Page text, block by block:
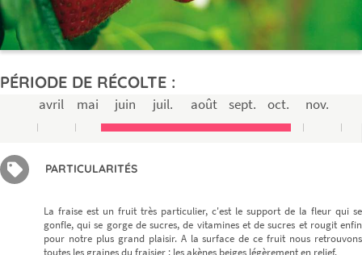
PÉRIODE DE RÉCOLTE :
avril mai juin juil. août sept. oct. nov.
PARTICULARITÉS
La fraise est un fruit très particulier, c'est le support de la fleur qui se
gonfle, qui se gorge de sucres, de vitamines et de sucres et rougit enfin
pour notre plus grand plaisir. A la surface de ce fruit nous retrouvons
toutes les graines du fraisier : les akènes beiges légèrement en relief.